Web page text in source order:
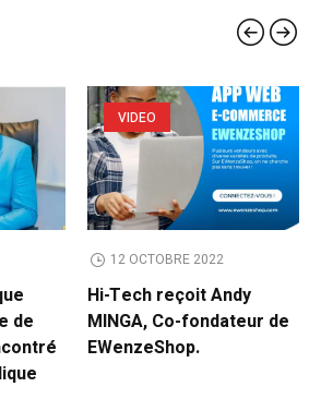
de
VIDEO
12 OCTOBRE 2022
Hi-Tech reçoit Andy
MINGA, Co-fondateur de
EWenzeShop.